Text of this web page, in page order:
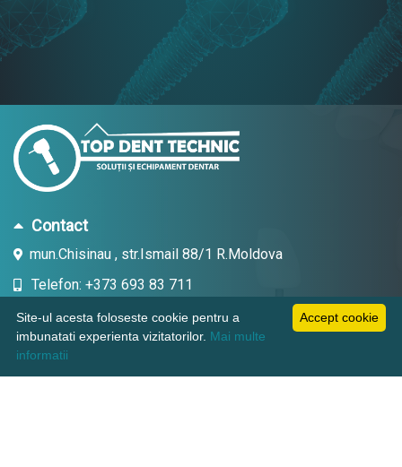
Contact
mun.Chisinau , str.Ismail 88/1 R.Moldova
Telefon: +373 693 83 711
Email: topdent.technic@gmail.com
Accept cookie
Site-ul acesta foloseste cookie pentru a
imbunatati experienta vizitatorilor. Mai multe
informatii